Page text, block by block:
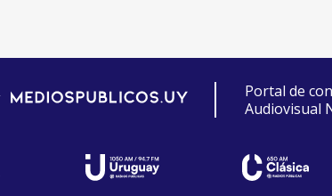
Portal de
Audiovisual